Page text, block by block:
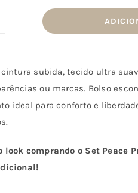
cintura subida, tecido ultra
ou marcas. Bolso
ideal para conforto e
look comprando o Set Peace